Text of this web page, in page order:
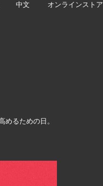
中文 オンラインストア
るための日。